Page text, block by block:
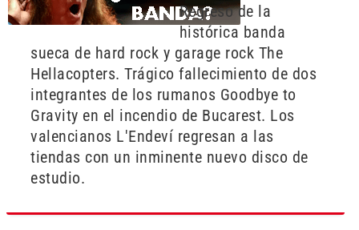
Regreso de la
histórica banda
sueca de hard rock y garage rock The
Hellacopters. Trágico fallecimiento de dos
integrantes de los rumanos Goodbye to
Gravity en el incendio de Bucarest. Los
valencianos L'Endeví regresan a las
tiendas con un inminente nuevo disco de
estudio.